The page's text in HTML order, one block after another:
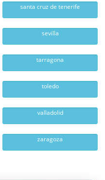
santa cruz de tenerife
sevilla
tarragona
toledo
valladolid
zaragoza